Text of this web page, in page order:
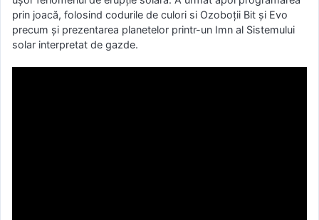
prin joacă, folosind codurile de culori si Ozoboții Bit și Evo
precum și prezentarea planetelor printr-un Imn al Sistemului
solar interpretat de gazde.